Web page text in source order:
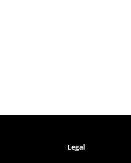
Legal